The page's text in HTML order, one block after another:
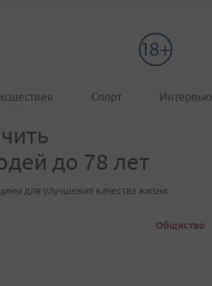
Спорт Интервью
до 78 лет
для улучшения качества жизни
Общество